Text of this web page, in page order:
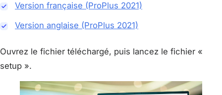
Version française (ProPlus 2021)
Version anglaise (ProPlus 2021)
Ouvrez le fichier téléchargé, puis lancez le fichier «
setup ».